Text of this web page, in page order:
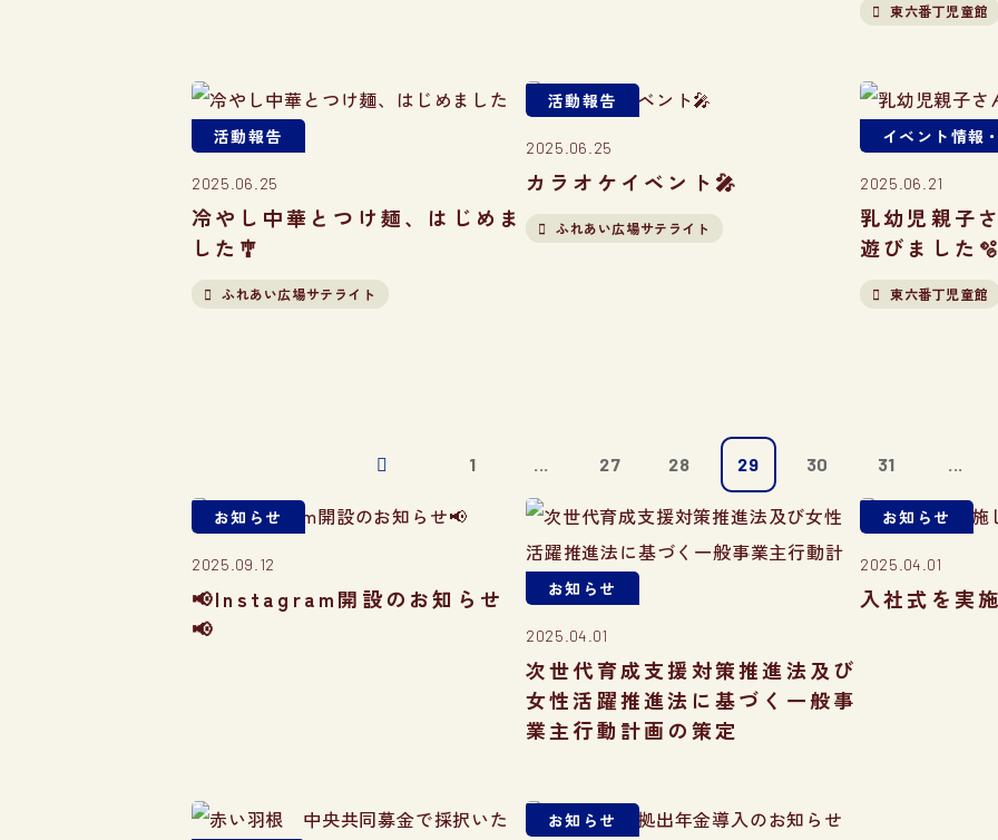
東六番丁児童館
活動報告
2025.06.25
冷やし中華とつけ麺、はじめま
した🎐
ふれあい広場サテライト
活動報告
2025.06.25
カラオケイベント🎤
ふれあい広場サテライト
イベント情報
2025.06.21
乳幼児親子
遊びました
東六番丁児童館
1 ... 27 28 29 30 31 ...
お知らせ
2025.09.12
📢Instagram開設のお知らせ
📢
お知らせ
2025.04.01
次世代育成支援対策推進法及び
女性活躍推進法に基づく一般事
業主行動計画の策定
お知らせ
2025.04.01
入社式を実
お知らせ